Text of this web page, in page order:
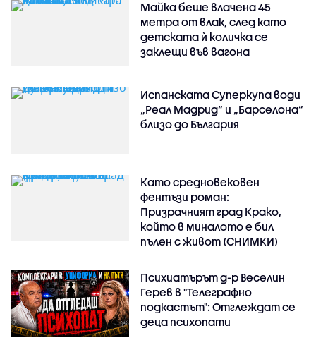
Майка беше влачена 45
метра от влак, след като
детската ѝ количка се
заклещи във вагона
Испанската Суперкупа води
„Реал Мадрид“ и „Барселона“
близо до България
Като средновековен
фентъзи роман:
Призрачният град Крако,
който в миналото е бил
пълен с живот (СНИМКИ)
Психиатърът д-р Веселин
Герев в "Телеграфно
подкастът": Отглеждат се
деца психопати